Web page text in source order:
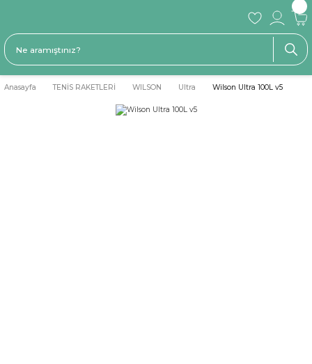
Anasayfa TENİS RAKETLERİ WILSON Ultra Wilson Ultra 100L v5